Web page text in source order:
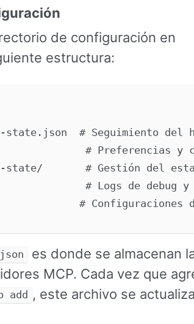
de configuración en
estructura:
state.json  # Seguimiento del
# Preferencias y
state/       # Gestión del
# Logs de debug y
es donde se almacenan
MCP. Cada vez que
add
, este archivo se actualiza